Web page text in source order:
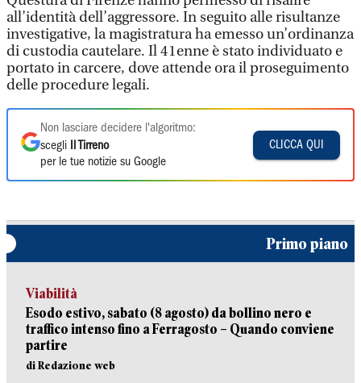
all’identità dell’aggressore. In seguito alle risultanze
investigative, la magistratura ha emesso un’ordinanza
di custodia cautelare. Il 41enne è stato individuato e
portato in carcere, dove attende ora il proseguimento
delle procedure legali.
Non lasciare decidere l'algoritmo:
scegli
Il Tirreno
per le tue notizie su Google
CLICCA QUI
Primo piano
Viabilità
Esodo estivo, sabato (8 agosto) da bollino nero e
traffico intenso fino a Ferragosto – Quando conviene
partire
di Redazione web